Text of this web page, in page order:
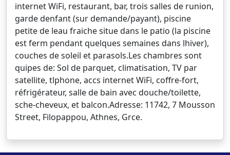
internet WiFi, restaurant, bar, trois salles de runion,
garde denfant (sur demande/payant), piscine
petite de leau fraiche situe dans le patio (la piscine
est ferm pendant quelques semaines dans lhiver),
couches de soleil et parasols.Les chambres sont
quipes de: Sol de parquet, climatisation, TV par
satellite, tlphone, accs internet WiFi, coffre-fort,
réfrigérateur, salle de bain avec douche/toilette,
sche-cheveux, et balcon.Adresse: 11742, 7 Mousson
Street, Filopappou, Athnes, Grce.